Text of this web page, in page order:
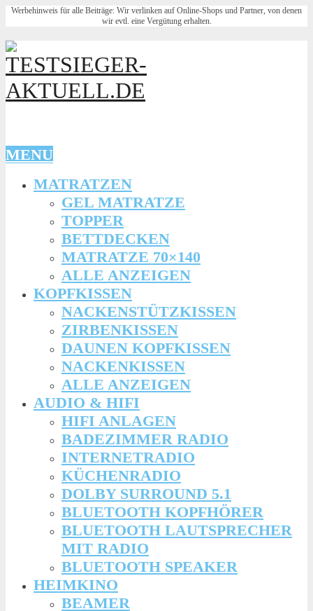
Werbehinweis für alle Beiträge: Wir verlinken auf Online-Shops und Partner, von denen
wir evtl. eine Vergütung erhalten.
MENU
MATRATZEN
GEL MATRATZE
TOPPER
BETTDECKEN
MATRATZE 70×140
ALLE ANZEIGEN
KOPFKISSEN
NACKENSTÜTZKISSEN
ZIRBENKISSEN
DAUNEN KOPFKISSEN
NACKENKISSEN
ALLE ANZEIGEN
AUDIO & HIFI
HIFI ANLAGEN
BADEZIMMER RADIO
INTERNETRADIO
KÜCHENRADIO
DOLBY SURROUND 5.1
BLUETOOTH KOPFHÖRER
BLUETOOTH LAUTSPRECHER
MIT RADIO
BLUETOOTH SPEAKER
HEIMKINO
BEAMER